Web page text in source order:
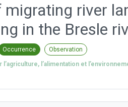
river
in the Bresle
Occurrence Observation
l’alimentation et